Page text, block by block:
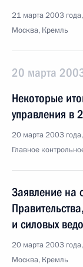
21 марта 2003
Москва, Кремль
20 марта
Некоторые
управления в
20 марта 2003
Главное
Заявление на
и силовых
20 марта 2003
Москва, Кремль